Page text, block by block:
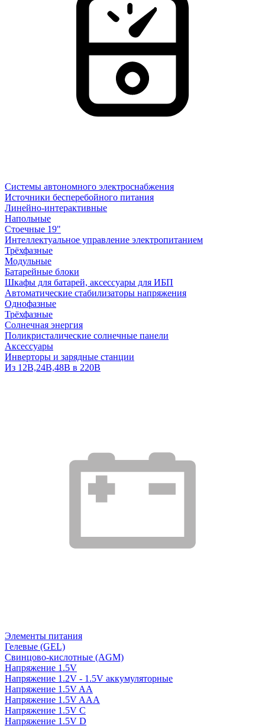
Системы автономного электроснабжения
Источники бесперебойного питания
Линейно-интерактивные
Напольные
Стоечные 19"
Интеллектуальное управление электропитанием
Трёхфазные
Модульные
Батарейные блоки
Шкафы для батарей, аксессуары для ИБП
Автоматические стабилизаторы напряжения
Однофазные
Трёхфазные
Солнечная энергия
Поликристалические солнечные панели
Аксессуары
Инверторы и зарядные станции
Из 12В,24В,48В в 220В
Элементы питания
Гелевые (GEL)
Свинцово-кислотные (AGM)
Напряжение 1.5V
Напряжение 1.2V - 1.5V аккумуляторные
Напряжение 1.5V AA
Напряжение 1.5V AAA
Напряжение 1.5V C
Напряжение 1.5V D